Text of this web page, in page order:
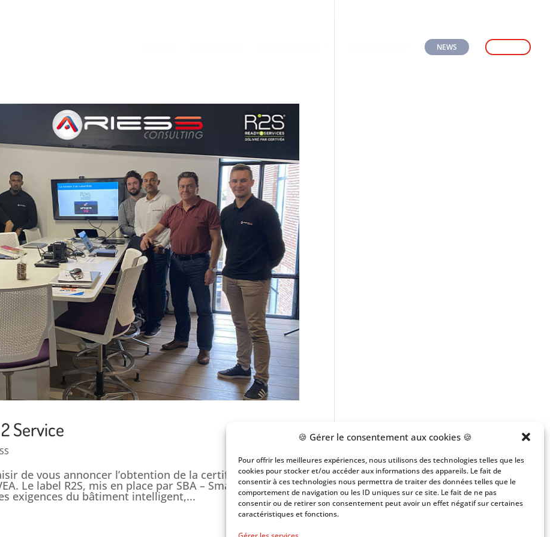
🍪 Gérer le consentement aux cookies 🍪
Pour offrir les meilleures expériences, nous utilisons des technologies telles que les
cookies pour stocker et/ou accéder aux informations des appareils. Le fait de
consentir à ces technologies nous permettra de traiter des données telles que le
comportement de navigation ou les ID uniques sur ce site. Le fait de ne pas
consentir ou de retirer son consentement peut avoir un effet négatif sur certaines
caractéristiques et fonctions.
NEWS
Service
de vous annoncer l’obtention de la certification
Le label R2S, mis en place par SBA – Smart Buildings
exigences du bâtiment intelligent,...